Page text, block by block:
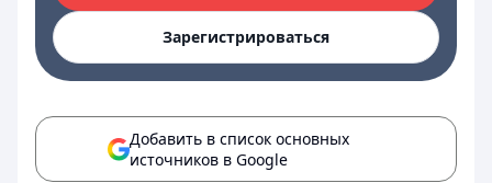
Зарегистрироваться
Добавить в список основных
источников в Google